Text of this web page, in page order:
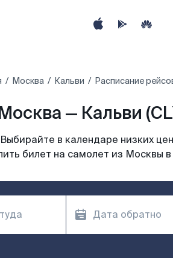
Москва Кальви Расписание
— Кальви
в календаре низких
билет на самолет из Москвы